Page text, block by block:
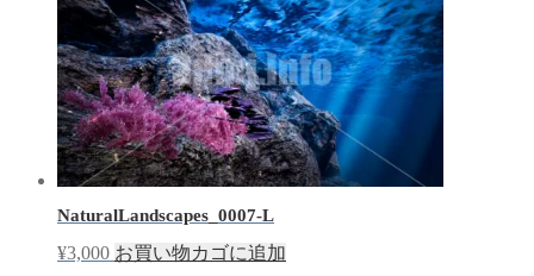
NaturalLandscapes_0007-L
¥3,000 お買い物カゴに追加